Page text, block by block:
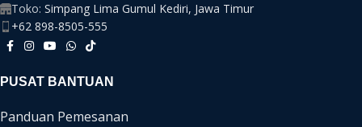
Toko: Simpang Lima Gumul Kediri, Jawa Timur
+62 898-8505-555
PUSAT BANTUAN
Panduan Pemesanan